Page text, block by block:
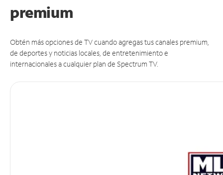
premium
Obtén más opciones de TV cuando agregas tus canales premium,
de deportes y noticias locales, de entretenimiento e
internacionales a cualquier plan de Spectrum TV.